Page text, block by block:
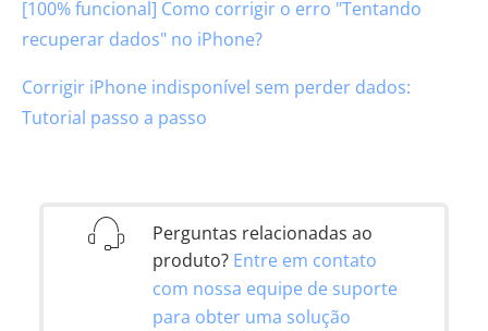
[100% funcional] Como corrigir o erro "Tentando
recuperar dados" no iPhone?
Corrigir iPhone indisponível sem perder dados:
Tutorial passo a passo
Perguntas relacionadas ao
produto? Entre em contato
com nossa equipe de suporte
para obter uma solução